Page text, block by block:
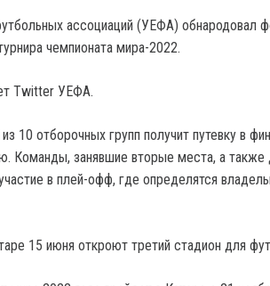
ассоциаций (УЕФА) обнародовал
чемпионата мира-2022.
Тwitter УЕФА.
10 отборочных групп получит путевку в
Команды, занявшие вторые места, а
в плей-офф, где определятся
15 июня откроют третий стадион для